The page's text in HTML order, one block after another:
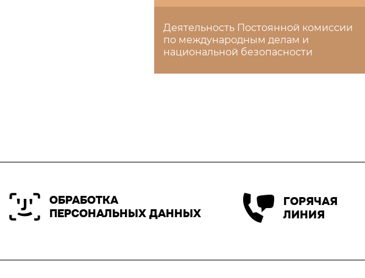
Деятельность Постоянной комиссии
по международным делам и
национальной безопасности
ОБРАБОТКА
ПЕРСОНАЛЬНЫХ ДАННЫХ
ГОРЯЧАЯ
ЛИНИЯ